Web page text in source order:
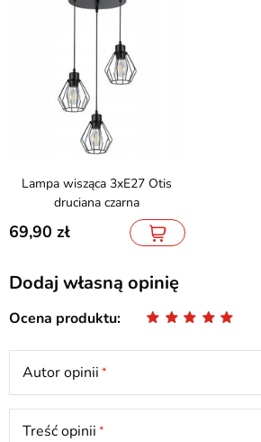
Lampa wisząca 3xE27 Otis
druciana czarna
69,90
Dodaj własną opinię
Ocena produktu
Autor opinii
Treść opinii